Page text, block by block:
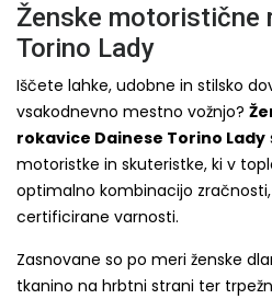
Ženske motoristične
Torino Lady
Iščete lahke, udobne in stilsko
vsakodnevno mestno vožnjo?
rokavice Dainese Torino Lady
motoristke in skuteristke, ki v
optimalno kombinacijo
certificirane varnosti.
Zasnovane so po meri ženske
tkanino na hrbtni strani ter